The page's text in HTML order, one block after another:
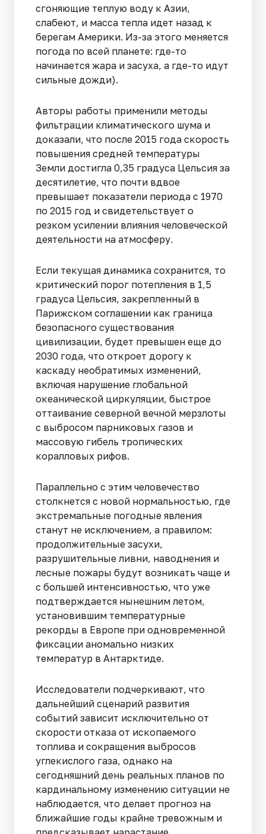
сгоняющие теплую воду к Азии,
слабеют, и масса тепла идет назад к
берегам Америки. Из-за этого меняется
погода по всей планете: где-то
начинается жара и засуха, а где-то идут
сильные дожди).
Авторы работы применили методы
фильтрации климатического шума и
доказали, что после 2015 года скорость
повышения средней температуры
Земли достигла 0,35 градуса Цельсия за
десятилетие, что почти вдвое
превышает показатели периода с 1970
по 2015 год и свидетельствует о
резком усилении влияния человеческой
деятельности на атмосферу.
Если текущая динамика сохранится, то
критический порог потепления в 1,5
градуса Цельсия, закрепленный в
Парижском соглашении как граница
безопасного существования
цивилизации, будет превышен еще до
2030 года, что откроет дорогу к
каскаду необратимых изменений,
включая нарушение глобальной
океанической циркуляции, быстрое
оттаивание северной вечной мерзлоты
с выбросом парниковых газов и
массовую гибель тропических
коралловых рифов.
Параллельно с этим человечество
столкнется с новой нормальностью, где
экстремальные погодные явления
станут не исключением, а правилом:
продолжительные засухи,
разрушительные ливни, наводнения и
лесные пожары будут возникать чаще и
с большей интенсивностью, что уже
подтверждается нынешним летом,
установившим температурные
рекорды в Европе при одновременной
фиксации аномально низких
температур в Антарктиде.
Исследователи подчеркивают, что
дальнейший сценарий развития
событий зависит исключительно от
скорости отказа от ископаемого
топлива и сокращения выбросов
углекислого газа, однако на
сегодняшний день реальных планов по
кардинальному изменению ситуации не
наблюдается, что делает прогноз на
ближайшие годы крайне тревожным и